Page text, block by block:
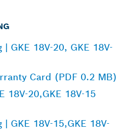
GKE 18V-20, GKE 18V-
Card (PDF 0.2 MB)
18V-20,GKE 18V-15
GKE 18V-15,GKE 18V-